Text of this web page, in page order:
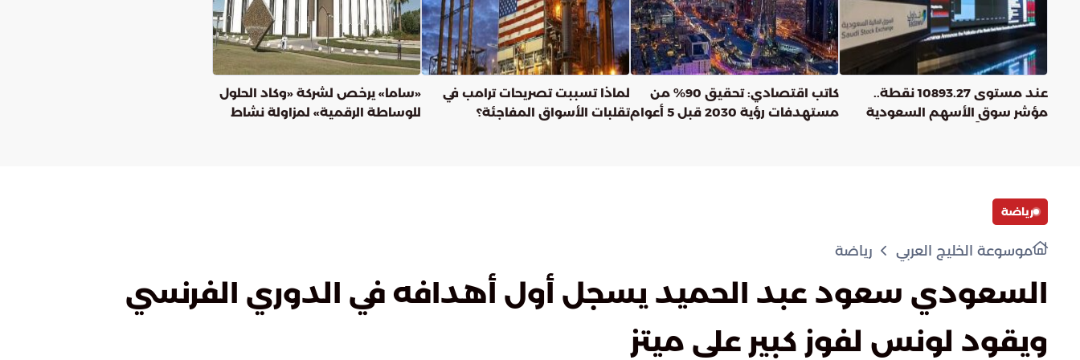
عند مستوى 10893.27 نقطة..
مؤشر سوق الأسهم السعودية
كاتب اقتصادي: تحقيق 90% من
مستهدفات رؤية 2030 قبل 5 أعوام
لماذا تسببت تصريحات ترامب في
تقلبات الأسواق المفاجئة؟
«ساما» يرخص لشركة «وكاد الحلول
للوساطة الرقمية» لمزاولة نشاط
رياضة
موسوعة الخليج العربي رياضة
السعودي سعود عبد الحميد يسجل أول أهدافه في الدوري الفرنسي
ويقود لونس لفوز كبير على ميتز